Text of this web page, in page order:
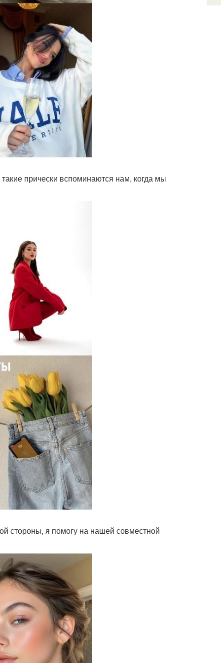
прически вспоминаются нам, когда мы
стороны, я помогу на нашей совместной